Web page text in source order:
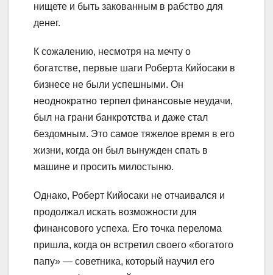
нищете и быть закованным в рабство для
денег.
К сожалению, несмотря на мечту о
богатстве, первые шаги Роберта Кийосаки в
бизнесе не были успешными. Он
неоднократно терпел финансовые неудачи,
был на грани банкротства и даже стал
бездомным. Это самое тяжелое время в его
жизни, когда он был вынужден спать в
машине и просить милостыню.
Однако, Роберт Кийосаки не отчаивался и
продолжал искать возможности для
финансового успеха. Его точка перелома
пришла, когда он встретил своего «богатого
папу» — советника, который научил его